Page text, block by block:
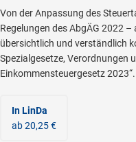
Von der Anpassung des
Regelungen des AbgÄG 2022
übersichtlich und verständlich
Spezialgesetze, Verordnungen
Einkommensteuergesetz 2023“.
In LinDa
ab 20,25 €